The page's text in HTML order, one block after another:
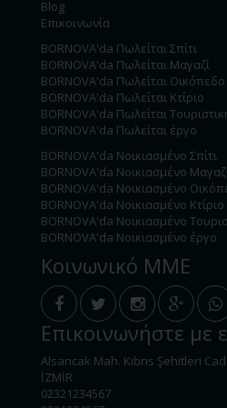
Blog
Επικοινωνία
BORNOVA'da Πωλείται Σπίτι
BORNOVA'da Πωλείται Μαγαζί
BORNOVA'da Πωλείται Οικόπεδο
BORNOVA'da Πωλείται Κτίριο
BORNOVA'da Πωλείται
BORNOVA'da Πωλείται έργο
BORNOVA'da Νοικιασμένο Σπίτι
BORNOVA'da Νοικιασμένο
BORNOVA'da Νοικιασμένο
BORNOVA'da Νοικιασμένο Κτίριο
BORNOVA'da Νοικιασμένο
BORNOVA'da Νοικιασμένο έργο
Κοινωνικό ΜΜΕ
Επικοινωνήστε με
Alsancak Mah. Kıbrıs Şehitleri
İZMİR
02321234567